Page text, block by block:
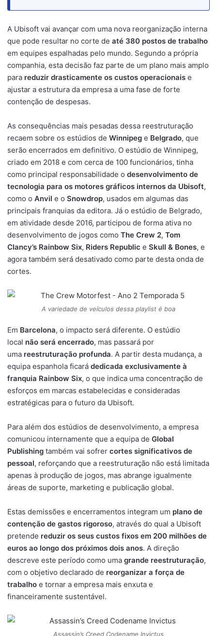
A Ubisoft vai avançar com uma nova reorganização interna
que pode resultar no corte de até 380 postos de trabalho
em equipes espalhadas pelo mundo. Segundo a própria
companhia, esta decisão faz parte de um plano mais amplo
para reduzir drasticamente os custos operacionais e
ajustar a estrutura da empresa a uma fase de forte
contenção de despesas.
As consequências mais pesadas dessa reestruturação
recaem sobre os estúdios de Winnipeg e Belgrado, que
serão encerrados em definitivo. O estúdio de Winnipeg,
criado em 2018 e com cerca de 100 funcionários, tinha
como principal responsabilidade o desenvolvimento de
tecnologia para os motores gráficos internos da Ubisoft,
como o Anvil e o Snowdrop, usados em algumas das
principais franquias da editora. Já o estúdio de Belgrado,
em atividade desde 2016, participou de forma ativa no
desenvolvimento de jogos como The Crew 2, Tom
Clancy’s Rainbow Six, Riders Republic e Skull & Bones, e
agora também será desativado como parte desta onda de
cortes.
A variedade de veículos dessa playlist é boa
Em Barcelona, o impacto será diferente. O estúdio
local não será encerrado, mas passará por
uma reestruturação profunda. A partir desta mudança, a
equipa espanhola ficará dedicada exclusivamente à
franquia Rainbow Six, o que indica uma concentração de
esforços em marcas estabelecidas e consideradas
estratégicas para o futuro da Ubisoft.
Para além dos estúdios de desenvolvimento, a empresa
comunicou internamente que a equipa de Global
Publishing também vai sofrer cortes significativos de
pessoal, reforçando que a reestruturação não está limitada
apenas à produção de jogos, mas abrange igualmente
áreas de suporte, marketing e publicação global.
Estas demissões e encerramentos integram um plano de
contenção de gastos rigoroso, através do qual a Ubisoft
pretende reduzir os seus custos fixos em 200 milhões de
euros ao longo dos próximos dois anos. A direção
descreve este período como uma grande reestruturação,
com o objetivo declarado de reorganizar a força de
trabalho e tornar a empresa mais enxuta e
financeiramente sustentável.
Assassin’s Creed Codename Invictus